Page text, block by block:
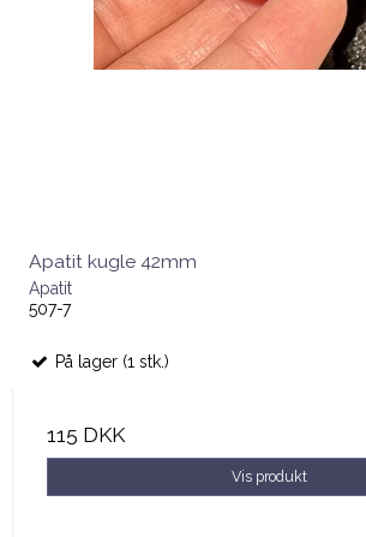
Apatit kugle 42mm
Apatit
507-7
På lager (1 stk.)
115 DKK
Vis produkt